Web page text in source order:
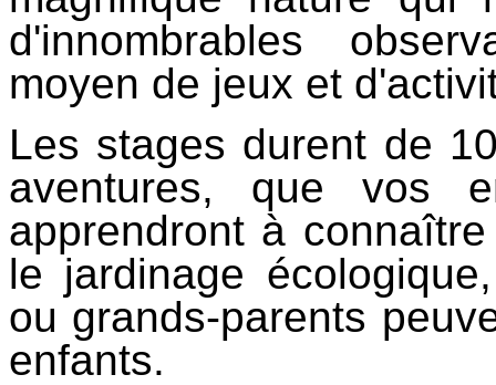
d'innombrables
moyen de jeux et
Les stages durent de
aventures, que vos
apprendront à
le jardinage
ou grands-parents
enfants.